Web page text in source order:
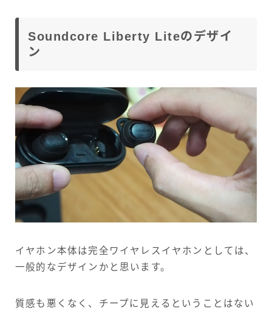
Soundcore Liberty Liteのデザイ
ン
イヤホン本体は完全ワイヤレスイヤホンとしては、
一般的なデザインかと思います。
質感も悪くなく、チープに見えるということはない